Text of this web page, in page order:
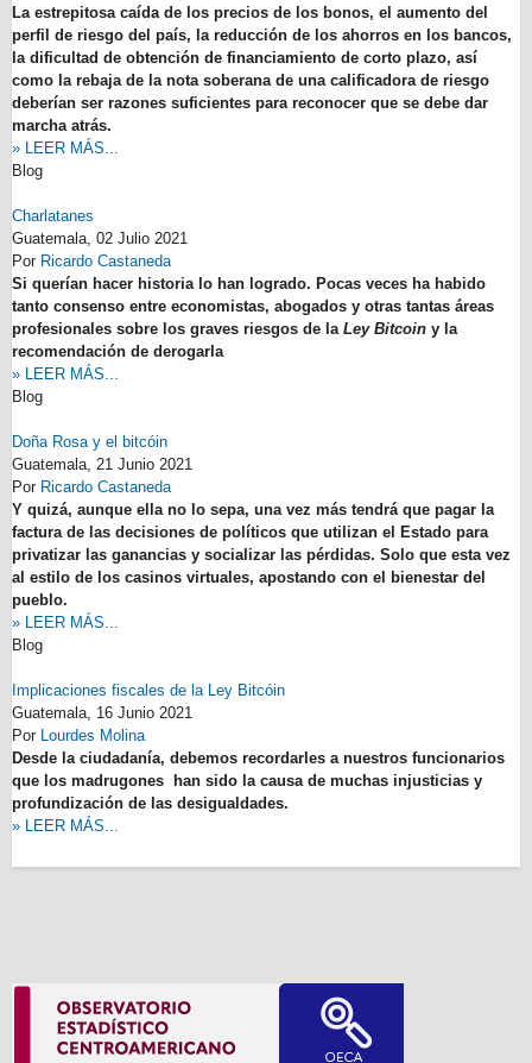
La estrepitosa caída de los precios de los bonos, el aumento del
perfil de riesgo del país, la reducción de los ahorros en los bancos,
la dificultad de obtención de financiamiento de corto plazo, así
como la rebaja de la nota soberana de una calificadora de riesgo
deberían ser razones suficientes para reconocer que se debe dar
marcha atrás.
» LEER MÁS...
Blog
Charlatanes
Guatemala, 02 Julio 2021
Por Ricardo Castaneda
Si querían hacer historia lo han logrado. Pocas veces ha habido
tanto consenso entre economistas, abogados y otras tantas áreas
profesionales sobre los graves riesgos de la Ley Bitcoin y la
recomendación de derogarla
» LEER MÁS...
Blog
Doña Rosa y el bitcóin
Guatemala, 21 Junio 2021
Por Ricardo Castaneda
Y quizá, aunque ella no lo sepa, una vez más tendrá que pagar la
factura de las decisiones de políticos que utilizan el Estado para
privatizar las ganancias y socializar las pérdidas. Solo que esta vez
al estilo de los casinos virtuales, apostando con el bienestar del
pueblo.
» LEER MÁS...
Blog
Implicaciones fiscales de la Ley Bitcóin
Guatemala, 16 Junio 2021
Por Lourdes Molina
Desde la ciudadanía, debemos recordarles a nuestros funcionarios
que los madrugones han sido la causa de muchas injusticias y
profundización de las desigualdades.
» LEER MÁS...